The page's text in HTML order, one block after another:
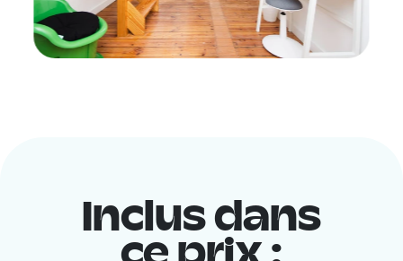
Inclus dans